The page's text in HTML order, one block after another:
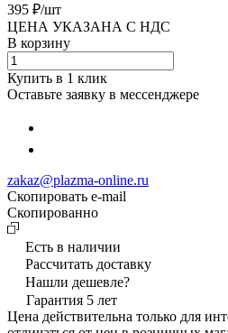
395 ₽/шт
ЦЕНА УКАЗАНА С НДС
В корзину
Купить в 1 клик
Оставьте заявку в мессенджере
zakaz@plazma-online.ru
Скопировать e-mail
Cкопированно
Есть в наличии
Рассчитать доставку
Нашли дешевле?
Гарантия 5 лет
Цена действительна только для